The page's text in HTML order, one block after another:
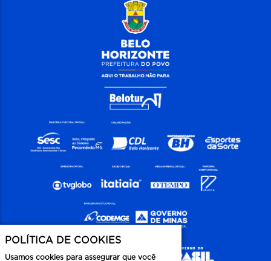
POLÍTICA DE COOKIES
Usamos cookies para assegurar que você